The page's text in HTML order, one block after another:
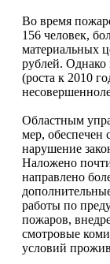
Во время
156 человек,
материальных
рублей. Однако
(роста к 2010
Областным
мер, обеспечен
нарушение
Наложено
направлено
работы по
пожаров,
смотровые
условий